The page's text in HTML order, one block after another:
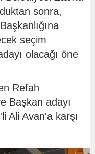
sonra,
seçim
olacağı öne
Refah
Başkan adayı
Ali Avan'a karşı